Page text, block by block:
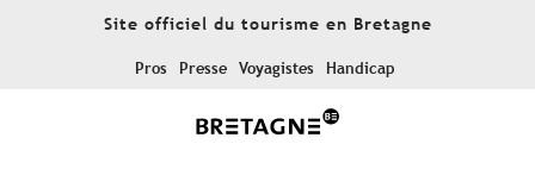
Site officiel du tourisme en Bretagne
Pros Presse Voyagistes Handicap